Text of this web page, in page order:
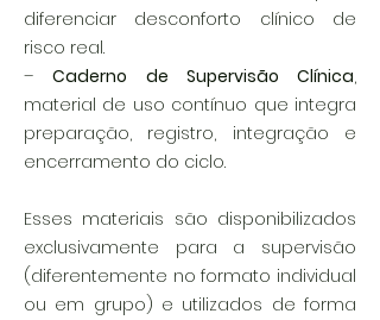
diferenciar desconforto clínico de
risco real.
–Caderno de Supervisão Clínica,
material de uso contínuo que integra
preparação, registro, integração e
encerramento do ciclo.
Esses materiais são disponibilizados
exclusivamente para a supervisão
(diferentemente no formato individual
ou em grupo) e utilizados de forma